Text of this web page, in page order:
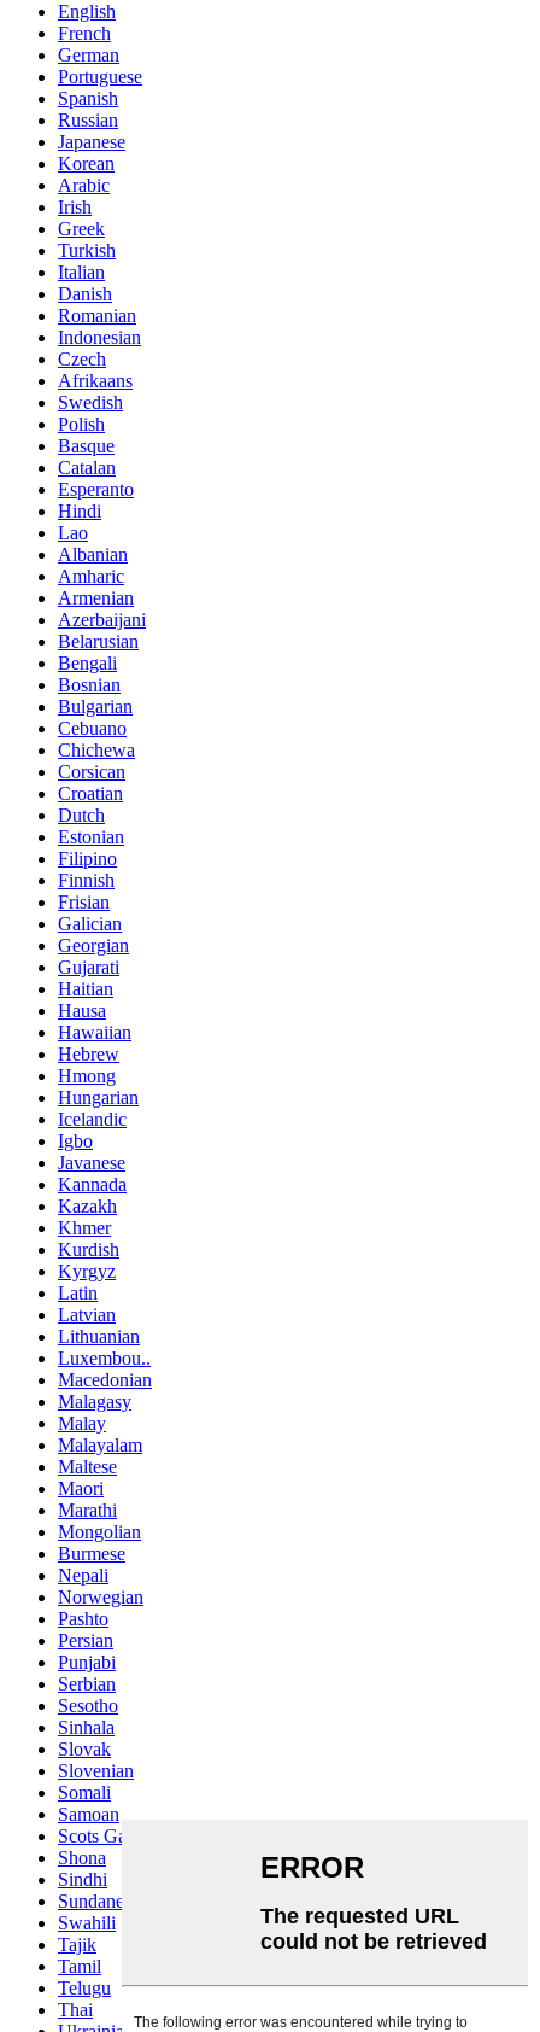
English
French
German
Portuguese
Spanish
Russian
Japanese
Korean
Arabic
Irish
Greek
Turkish
Italian
Danish
Romanian
Indonesian
Czech
Afrikaans
Swedish
Polish
Basque
Catalan
Esperanto
Hindi
Lao
Albanian
Amharic
Armenian
Azerbaijani
Belarusian
Bengali
Bosnian
Bulgarian
Cebuano
Chichewa
Corsican
Croatian
Dutch
Estonian
Filipino
Finnish
Frisian
Galician
Georgian
Gujarati
Haitian
Hausa
Hawaiian
Hebrew
Hmong
Hungarian
Icelandic
Igbo
Javanese
Kannada
Kazakh
Khmer
Kurdish
Kyrgyz
Latin
Latvian
Lithuanian
Luxembou..
Macedonian
Malagasy
Malay
Malayalam
Maltese
Maori
Marathi
Mongolian
Burmese
Nepali
Norwegian
Pashto
Persian
Punjabi
Serbian
Sesotho
Sinhala
Slovak
Slovenian
Somali
Samoan
Scots Gaelic
Shona
Sindhi
Sundanese
Swahili
Tajik
Tamil
Telugu
Thai